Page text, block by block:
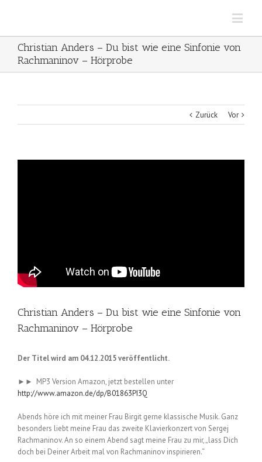
Christian Anders – Du bist wie eine Sinfonie von
Rachmaninov – Hörprobe
Zurück Vor
Christian Anders – Du bist wie eine Sinfonie von
Rachmaninov – Hörprobe
Der Titel wird am 04.12.2015 veröffentlicht.
►► MP3 Version Amazon, jetzt bestellen unter
http://www.amazon.de/dp/B01863PI3Q
Abends höre ich mit meiner Frau Birgit gerne klassische Musik. Ganz
besonders liebt meine Frau das zweite Klavierkonzert von Sergej
Rachmaninov. An so einem Abend sagt meine Frau zu mir, „lass Dich
doch bei Deiner Arbeit mal von Rachmaninov inspirieren.“